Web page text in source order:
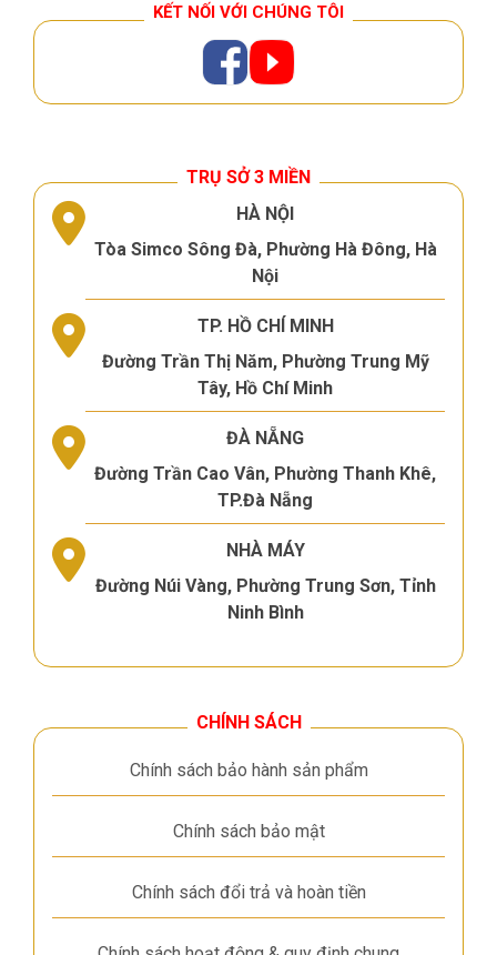
KẾT NỐI VỚI CHÚNG TÔI
TRỤ SỞ 3 MIỀN
HÀ NỘI
Tòa Simco Sông Đà, Phường Hà Đông, Hà
Nội
TP. HỒ CHÍ MINH
Đường Trần Thị Năm, Phường Trung Mỹ
Tây, Hồ Chí Minh
ĐÀ NẴNG
Đường Trần Cao Vân, Phường Thanh Khê,
TP.Đà Nẵng
NHÀ MÁY
Đường Núi Vàng, Phường Trung Sơn, Tỉnh
Ninh Bình
CHÍNH SÁCH
Chính sách bảo hành sản phẩm
Chính sách bảo mật
Chính sách đổi trả và hoàn tiền